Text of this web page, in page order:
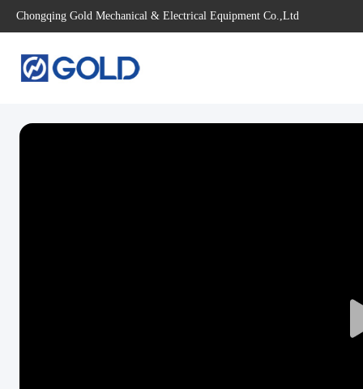
Chongqing Gold Mechanical & Electrical Equipment Co.,Ltd